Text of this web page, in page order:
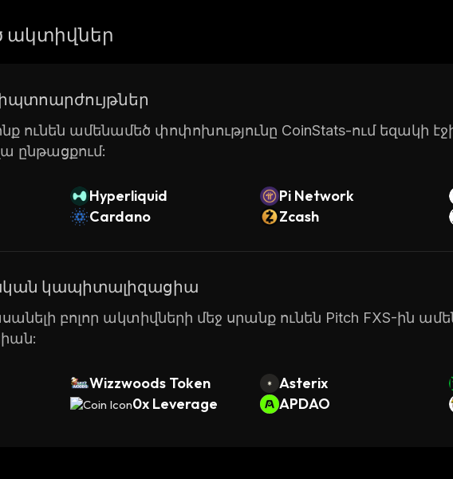
ունեն ամենամեծ փոփոխությունը CoinStats-ում եզակի
ընթացքում:
Hyperliquid Pi Network
Cardano Zcash
կապիտալիզացիա
բոլոր ակտիվների մեջ սրանք ունեն Pitch FXS-ին
Wizzwoods Token Asterix
0x Leverage APDAO